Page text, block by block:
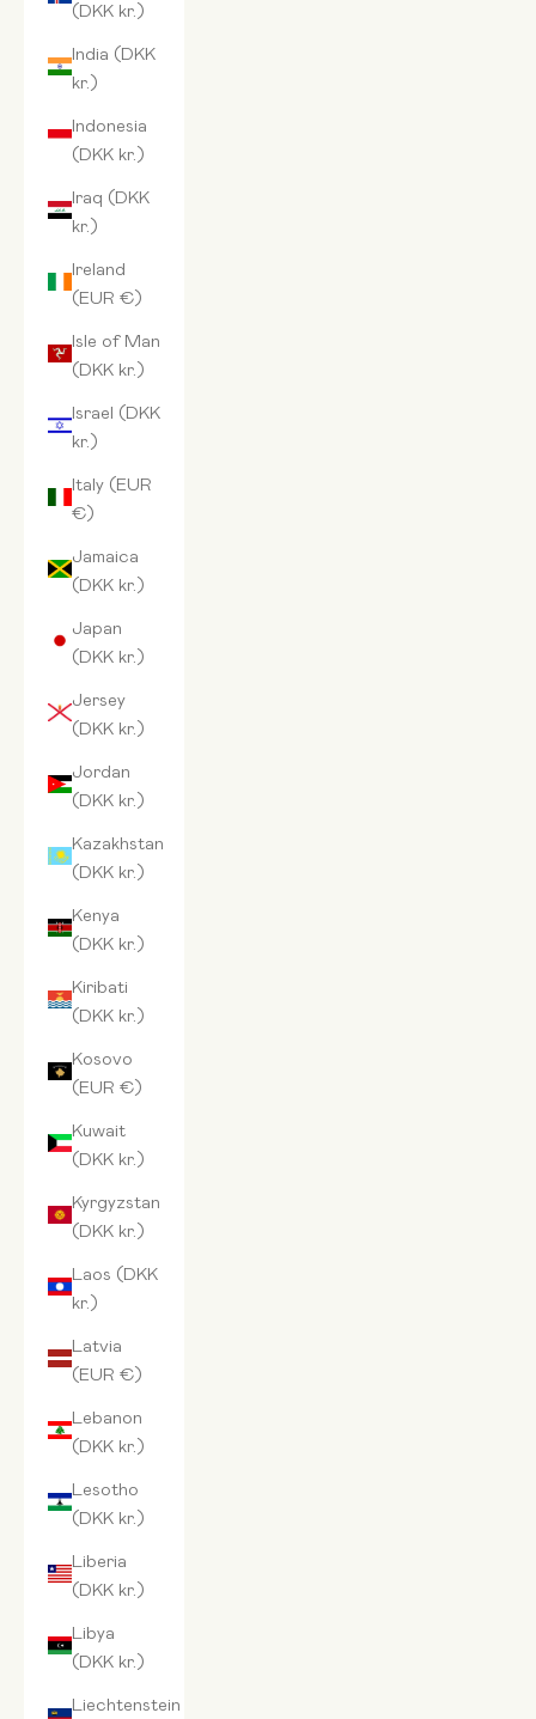
(DKK kr.)
India (DKK
kr.)
Indonesia
(DKK kr.)
Iraq (DKK
kr.)
Ireland
(EUR €)
Isle of Man
(DKK kr.)
Israel (DKK
kr.)
Italy (EUR
€)
Jamaica
(DKK kr.)
Japan
(DKK kr.)
Jersey
(DKK kr.)
Jordan
(DKK kr.)
Kazakhstan
(DKK kr.)
Kenya
(DKK kr.)
Kiribati
(DKK kr.)
Kosovo
(EUR €)
Kuwait
(DKK kr.)
Kyrgyzstan
(DKK kr.)
Laos (DKK
kr.)
Latvia
(EUR €)
Lebanon
(DKK kr.)
Lesotho
(DKK kr.)
Liberia
(DKK kr.)
Libya
(DKK kr.)
Liechtenstein